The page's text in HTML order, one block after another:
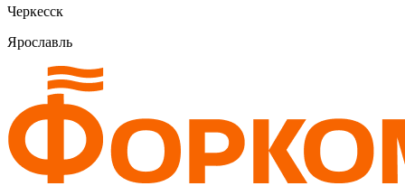
Черкесск
Ярославль